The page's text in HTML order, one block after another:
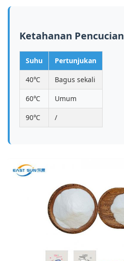
Ketahanan Pencucian
Suhu Pertunjukan
40℃ Bagus sekali
60℃ Umum
90℃ /